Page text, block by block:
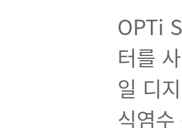
OPTi
터를
일 디
식염